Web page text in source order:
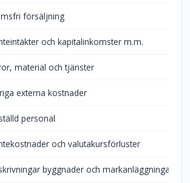
försäljning
och kapitalinkomster m.m.
material och tjänster
externa kostnader
personal
och valutakursförluster
byggnader och markanläggningar